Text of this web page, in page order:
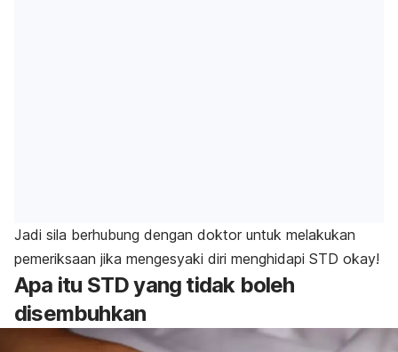
Jadi sila berhubung dengan doktor untuk melakukan
pemeriksaan jika mengesyaki diri menghidapi STD okay!
Apa itu STD yang tidak boleh
disembuhkan